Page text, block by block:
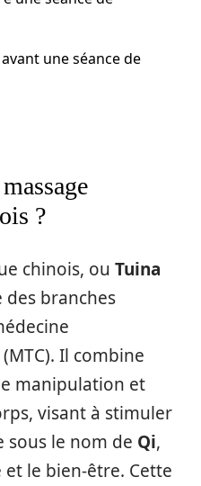
une séance de
?
chinois, ou Tuina
des branches
Il combine
manipulation et
visant à stimuler
sous le nom de Qi,
le bien-être. Cette